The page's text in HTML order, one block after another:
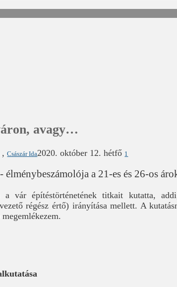
avagy…
,Császár Ida2020. október 12. hétfő 1
a 21-es és 26-os
vár építéstörténetének titkait kutatta,
régész értő) irányítása mellett. A